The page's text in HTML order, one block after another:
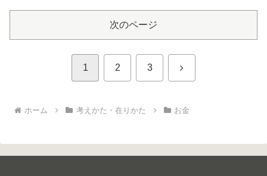
次のページ
1 2 3 次
ホーム 考えかた・在りかた お金